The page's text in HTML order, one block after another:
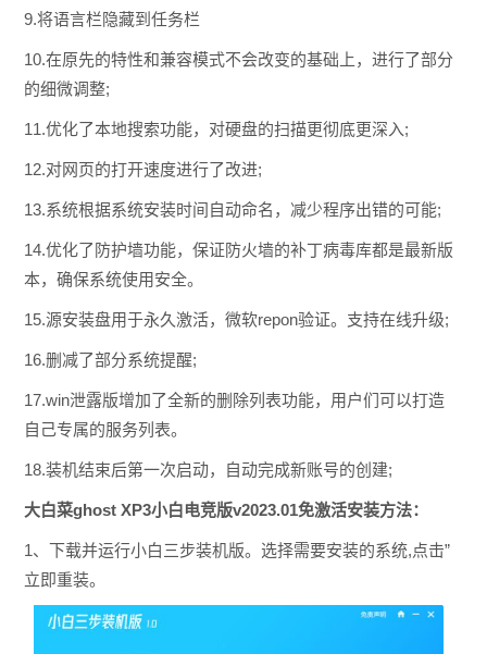
9.将语言栏隐藏到任务栏
10.在原先的特性和兼容模式不会改变的基础上，进行了部分
的细微调整;
11.优化了本地搜索功能，对硬盘的扫描更彻底更深入;
12.对网页的打开速度进行了改进;
13.系统根据系统安装时间自动命名，减少程序出错的可能;
14.优化了防护墙功能，保证防火墙的补丁病毒库都是最新版
本，确保系统使用安全。
15.源安装盘用于永久激活，微软repon验证。支持在线升级;
16.删减了部分系统提醒;
17.win泄露版增加了全新的删除列表功能，用户们可以打造
自己专属的服务列表。
18.装机结束后第一次启动，自动完成新账号的创建;
大白菜ghost XP3小白电竞版v2023.01免激活安装方法：
1、下载并运行小白三步装机版。选择需要安装的系统,点击”
立即重装。